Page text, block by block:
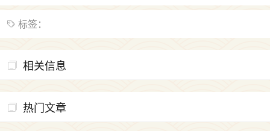
标签：
相关信息
热门文章